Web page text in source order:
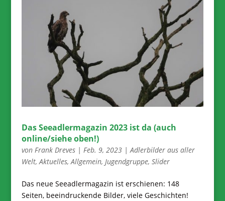
Das Seeadlermagazin 2023 ist da (auch
online/siehe oben!)
von Frank Dreves| Feb. 9, 2023| Adlerbilder aus aller
Welt, Aktuelles, Allgemein, Jugendgruppe, Slider
Das neue Seeadlermagazin ist erschienen: 148
Seiten, beeindruckende Bilder, viele Geschichten!